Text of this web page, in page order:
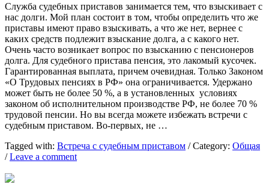
Служба судебных приставов занимается тем, что взыскивает с
нас долги. Мой план состоит в том, чтобы определить что же
приставы имеют право взыскивать, а что же нет, вернее с
каких средств подлежит взыскание долга, а с какого нет.
Очень часто возникает вопрос по взысканию с пенсионеров
долга. Для судебного пристава пенсия, это лакомый кусочек.
Гарантированная выплата, причем очевидная. Только Законом
«О Трудовых пенсиях в РФ» она ограничивается. Удержано
может быть не более 50 %, а в установленных условиях
законом об исполнительном производстве РФ, не более 70 %
трудовой пенсии. Но вы всегда можете избежать встречи с
судебным приставом. Во-первых, не …
Tagged with: Встреча с судебным приставом / Category: Общая
/ Leave a comment